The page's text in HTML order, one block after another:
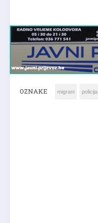
OZNAKE migrani policija